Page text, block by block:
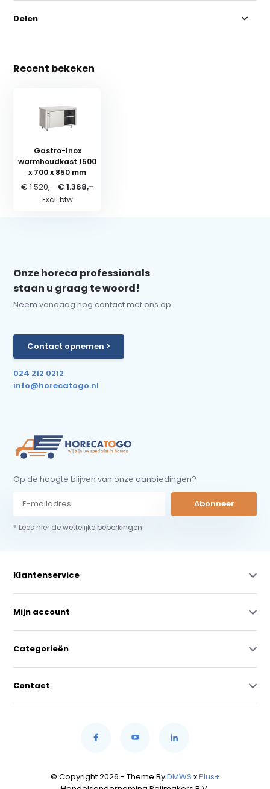
Delen
Recent bekeken
Gastro-Inox
warmhoudkast 1500
x 700 x 850 mm
€ 1.520,- € 1.368,-
Excl. btw
Onze horeca professionals
staan u graag te woord!
Neem vandaag nog contact met ons op.
Contact opnemen >
024 212 0212
info@horecatogo.nl
Op de hoogte blijven van onze aanbiedingen?
Abonneer
* Lees hier de wettelijke beperkingen
Klantenservice
Mijn account
Categorieën
Contact
© Copyright 2026 - Theme ByDMWS xPlus+